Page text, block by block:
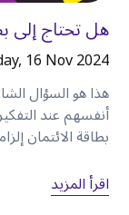
بالحرية في
النقاط
•موقع كرامة
لاستكشاف دبي
•يتيح لك
هل تحتاج إلى
16 Nov 2024
هذا هو السؤال
أنفسهم عند
بطاقة الائتمان
اقرأ المزيد